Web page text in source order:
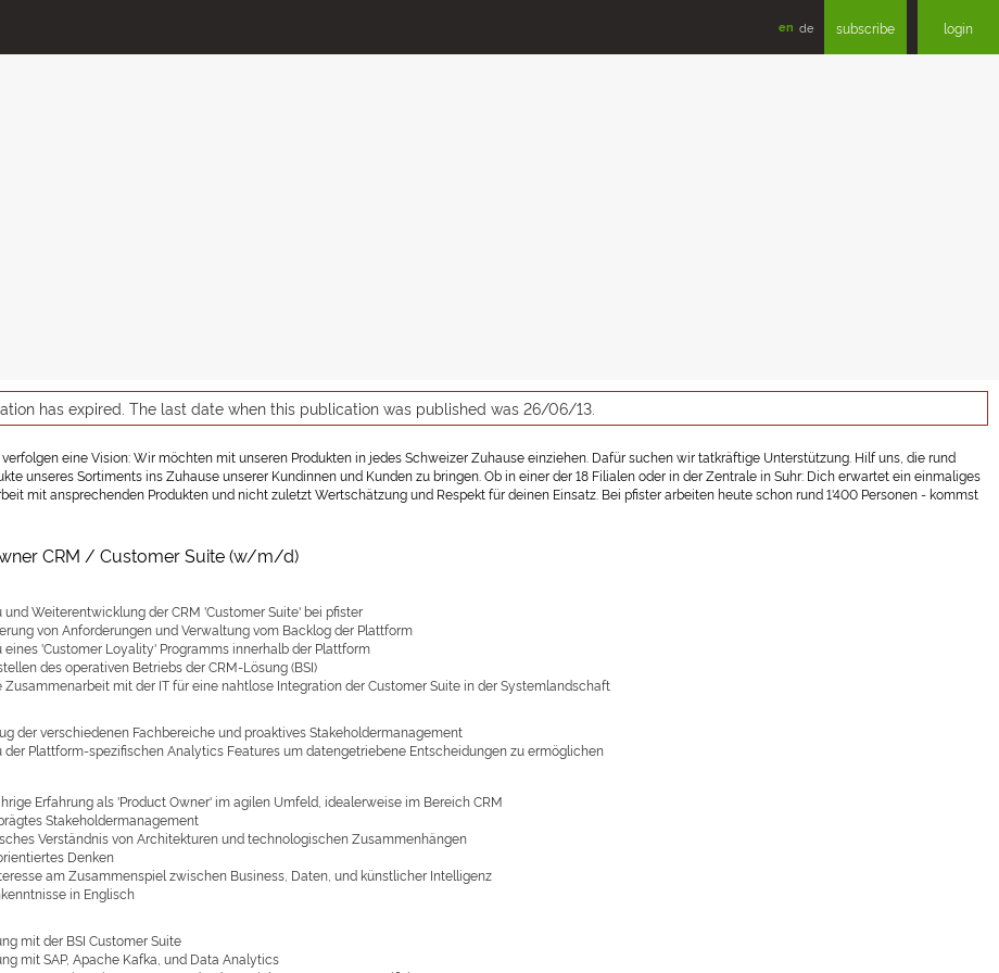
en de subscribe login
has expired. The last date when this publication was published was 26/06/13.
eine Vision: Wir möchten mit unseren Produkten in jedes Schweizer Zuhause einziehen. Dafür suchen wir tatkräftige Unterstützung. Hilf uns, die rund
unseres Sortiments ins Zuhause unserer Kundinnen und Kunden zu bringen. Ob in einer der 18 Filialen oder in der Zentrale in Suhr: Dich erwartet ein einmaliges
mit ansprechenden Produkten und nicht zuletzt Wertschätzung und Respekt für deinen Einsatz. Bei pfister arbeiten heute schon rund 1'400 Personen - kommst
CRM / Customer Suite (w/m/d)
und Weiterentwicklung der CRM 'Customer Suite' bei pfister
von Anforderungen und Verwaltung vom Backlog der Plattform
eines 'Customer Loyality' Programms innerhalb der Plattform
des operativen Betriebs der CRM-Lösung (BSI)
Zusammenarbeit mit der IT für eine nahtlose Integration der Customer Suite in der Systemlandschaft
der verschiedenen Fachbereiche und proaktives Stakeholdermanagement
der Plattform-spezifischen Analytics Features um datengetriebene Entscheidungen zu ermöglichen
Erfahrung als 'Product Owner' im agilen Umfeld, idealerweise im Bereich CRM
Stakeholdermanagement
Verständnis von Architekturen und technologischen Zusammenhängen
Denken
am Zusammenspiel zwischen Business, Daten, und künstlicher Intelligenz
in Englisch
mit der BSI Customer Suite
mit SAP, Apache Kafka, und Data Analytics